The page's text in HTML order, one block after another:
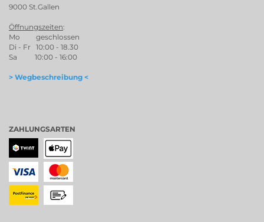
9000 St.Gallen
Öffnungszeiten:
Mo geschlossen
Di - Fr 10:00 - 18.30
Sa 10:00 - 16:00
> Wegbeschreibung <
ZAHLUNGSARTEN